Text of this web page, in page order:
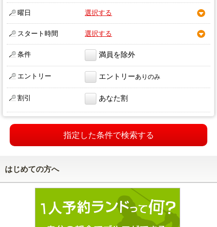
曜日 選択する
スタート時間 選択する
条件 満員を除外
エントリー エントリーありのみ
割引 あなた割
指定した条件で検索する
はじめての方へ